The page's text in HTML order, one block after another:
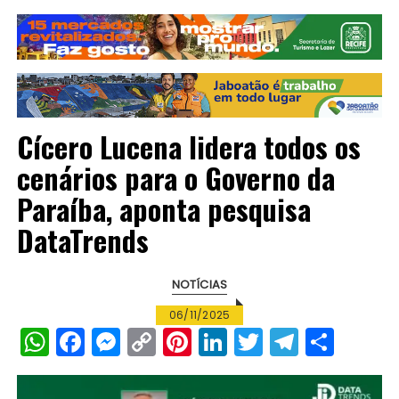
Cícero Lucena lidera todos os
cenários para o Governo da
Paraíba, aponta pesquisa
DataTrends
NOTÍCIAS
06/11/2025
W
h
F
a
M
e
C
o
Pi
n
Li
n
T
w
T
el h